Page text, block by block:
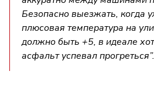
Безопасно выезжать, когда
плюсовая температура на
должно быть +5, в идеале
асфальт успевал прогреться”.